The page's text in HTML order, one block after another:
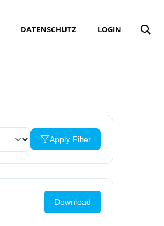
DATENSCHUTZ LOGIN
Apply Filter
Download